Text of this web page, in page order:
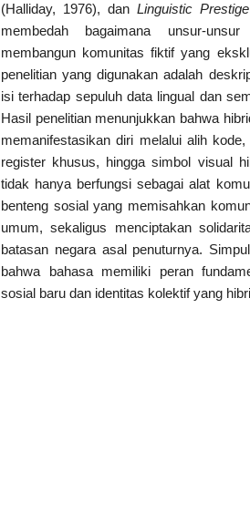
(Halliday, 1976), dan Linguistic Prestige
membedah bagaimana unsur-
membangun komunitas fiktif yang
penelitian yang digunakan adalah
isi terhadap sepuluh data lingual dan
Hasil penelitian menunjukkan bahwa
memanifestasikan diri melalui alih
register khusus, hingga simbol visual
tidak hanya berfungsi sebagai alat
benteng sosial yang memisahkan
umum, sekaligus menciptakan
batasan negara asal penuturnya.
bahwa bahasa memiliki peran
sosial baru dan identitas kolektif yang